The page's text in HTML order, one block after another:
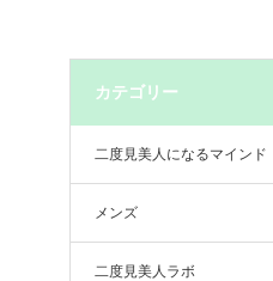
カテゴリー
二度見美人になるマインド
メンズ
二度見美人ラボ